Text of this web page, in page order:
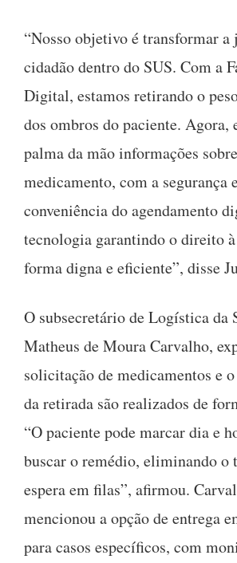
“Nosso objetivo é transformar a
cidadão dentro do SUS. Com a
Digital, estamos retirando o
dos ombros do paciente. Agora,
palma da mão informações
medicamento, com a segurança
conveniência do agendamento
tecnologia garantindo o direito à
forma digna e eficiente”, disse
O subsecretário de Logística da
Matheus de Moura Carvalho,
solicitação de medicamentos e
da retirada são realizados de
“O paciente pode marcar dia e
buscar o remédio, eliminando o
espera em filas”, afirmou.
mencionou a opção de entrega
para casos específicos, com